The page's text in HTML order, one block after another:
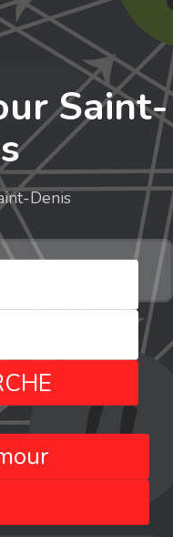
Saint-
Denis